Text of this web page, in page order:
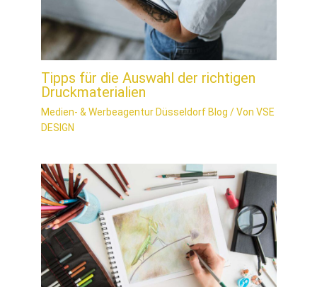
Tipps für die Auswahl der richtigen
Druckmaterialien
Medien- & Werbeagentur Düsseldorf Blog / Von VSE
DESIGN